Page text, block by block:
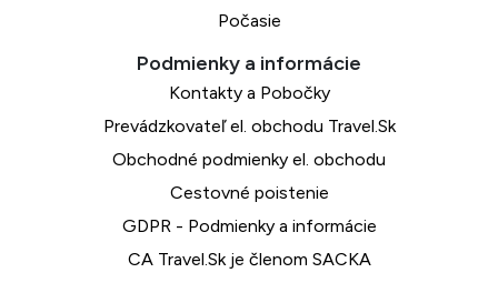
Počasie
Kontakty a Pobočky
Prevádzkovateľ el. obchodu Travel.Sk
Obchodné podmienky el. obchodu
Cestovné poistenie
GDPR - Podmienky a informácie
CA Travel.Sk je členom SACKA